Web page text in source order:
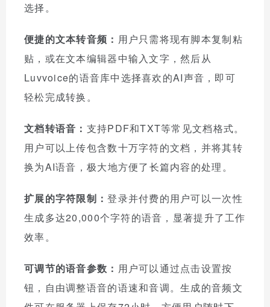
选择。
便捷的文本转音频： 用户只需将现有脚本复制粘
贴，或在文本编辑器中输入文字，然后从
Luvvoice的语音库中选择喜欢的AI声音，即可
轻松完成转换。
文档转语音： 支持PDF和TXT等常见文档格式。
用户可以上传包含数十万字符的文档，并将其转
换为AI语音，极大地方便了长篇内容的处理。
扩展的字符限制：登录并付费的用户可以一次性
生成多达20,000个字符的语音，显著提升了工作
效率。
可调节的语音参数： 用户可以通过点击设置按
钮，自由调整语音的语速和音调。生成的音频文